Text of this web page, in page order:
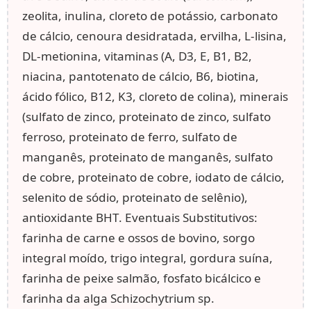
zeolita, inulina, cloreto de potássio, carbonato
de cálcio, cenoura desidratada, ervilha, L-lisina,
DL-metionina, vitaminas (A, D3, E, B1, B2,
niacina, pantotenato de cálcio, B6, biotina,
ácido fólico, B12, K3, cloreto de colina), minerais
(sulfato de zinco, proteinato de zinco, sulfato
ferroso, proteinato de ferro, sulfato de
manganês, proteinato de manganês, sulfato
de cobre, proteinato de cobre, iodato de cálcio,
selenito de sódio, proteinato de selênio),
antioxidante BHT. Eventuais Substitutivos:
farinha de carne e ossos de bovino, sorgo
integral moído, trigo integral, gordura suína,
farinha de peixe salmão, fosfato bicálcico e
farinha da alga Schizochytrium sp.